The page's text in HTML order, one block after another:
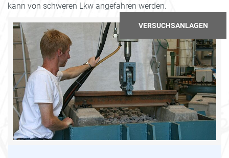
kann von schweren Lkw angefahren werden.
VERSUCHSANLAGEN